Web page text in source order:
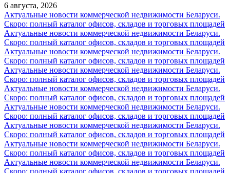
6 августа, 2026
Актуальные новости коммерческой недвижимости Беларуси.
Скоро: полный каталог офисов, складов и торговых площадей
Актуальные новости коммерческой недвижимости Беларуси.
Скоро: полный каталог офисов, складов и торговых площадей
Актуальные новости коммерческой недвижимости Беларуси.
Скоро: полный каталог офисов, складов и торговых площадей
Актуальные новости коммерческой недвижимости Беларуси.
Скоро: полный каталог офисов, складов и торговых площадей
Актуальные новости коммерческой недвижимости Беларуси.
Скоро: полный каталог офисов, складов и торговых площадей
Актуальные новости коммерческой недвижимости Беларуси.
Скоро: полный каталог офисов, складов и торговых площадей
Актуальные новости коммерческой недвижимости Беларуси.
Скоро: полный каталог офисов, складов и торговых площадей
Актуальные новости коммерческой недвижимости Беларуси.
Скоро: полный каталог офисов, складов и торговых площадей
Актуальные новости коммерческой недвижимости Беларуси.
Скоро: полный каталог офисов, складов и торговых площадей